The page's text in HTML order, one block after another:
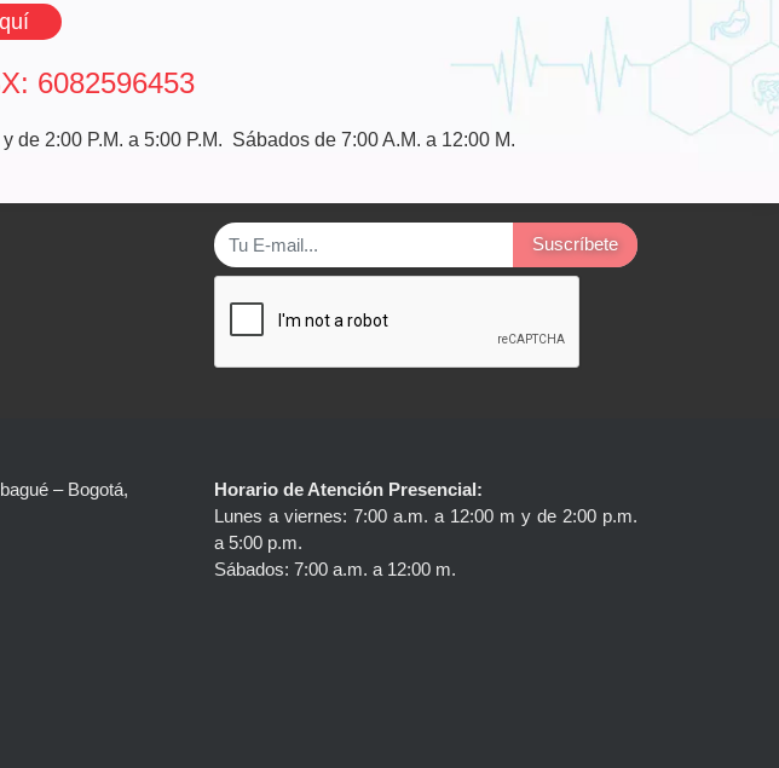
6082596453
de 2:00 P.M. a 5:00 P.M. Sábados de 7:00 A.M. a 12:00 M.
Suscríbete
– Bogotá,
Horario de Atención Presencial:
Lunes a viernes: 7:00 a.m. a 12:00 m y de 2:00 p.m.
a 5:00 p.m.
Sábados: 7:00 a.m. a 12:00 m.